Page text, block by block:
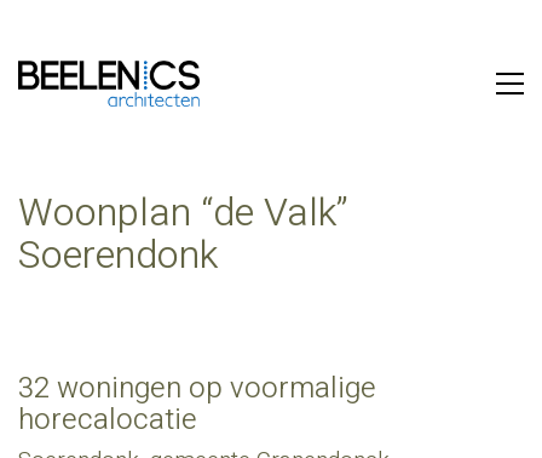
Woonplan “de Valk”
Soerendonk
32 woningen op voormalige
horecalocatie